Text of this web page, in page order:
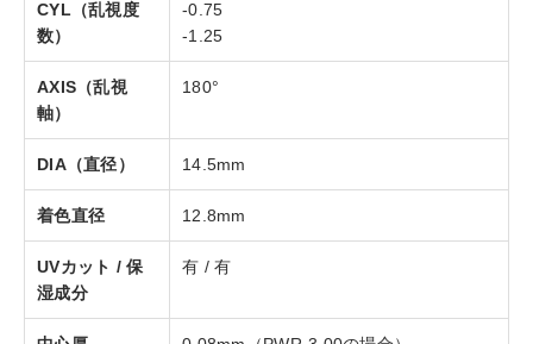
CYL（乱視度
数）
-0.75
-1.25
AXIS（乱視
軸）
180°
DIA（直径） 14.5mm
着色直径 12.8mm
UVカット / 保
湿成分
有 / 有